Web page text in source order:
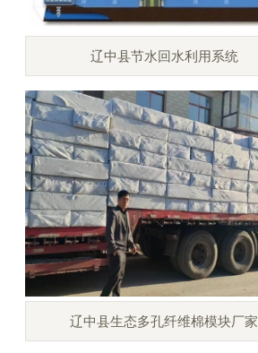
辽中县节水回水利用系统
辽中县生态多孔纤维棉模块厂家